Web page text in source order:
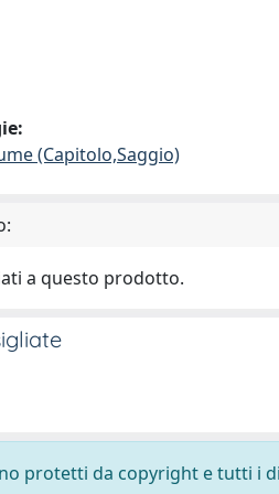
(Capitolo,Saggio)
a questo prodotto.
protetti da copyright e tutti i